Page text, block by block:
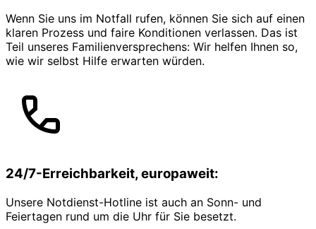
Wenn Sie uns im Notfall rufen, können Sie sich auf einen
klaren Prozess und faire Konditionen verlassen. Das ist
Teil unseres Familienversprechens: Wir helfen Ihnen so,
wie wir selbst Hilfe erwarten würden.
24/7-Erreichbarkeit, europaweit:
Unsere Notdienst-Hotline ist auch an Sonn- und
Feiertagen rund um die Uhr für Sie besetzt.